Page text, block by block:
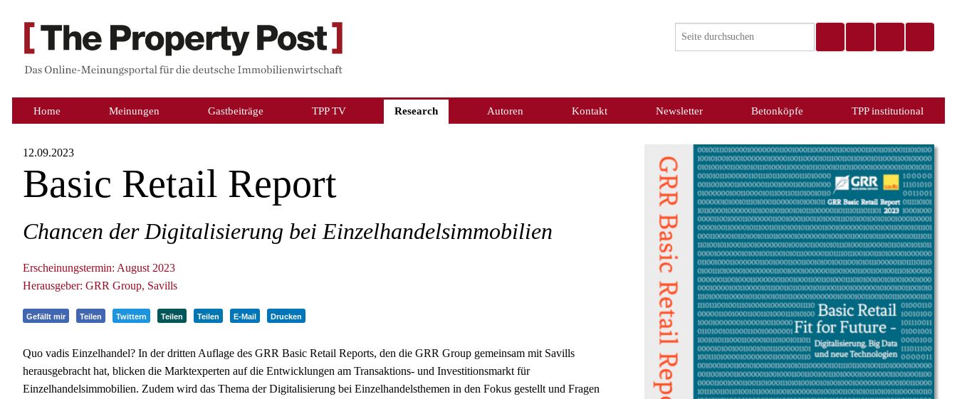
Home Meinungen Gastbeiträge TPP TV Research Autoren Kontakt Newsletter Betonköpfe TPP institutional
12.09.2023
Basic Retail Report
Chancen der Digitalisierung bei Einzelhandelsimmobilien
Erscheinungstermin: August 2023
Herausgeber: GRR Group, Savills
Gefällt mir Teilen Twittern Teilen Teilen E-Mail Drucken
Quo vadis Einzelhandel? In der dritten Auflage des GRR Basic Retail Reports, den die GRR Group gemeinsam mit Savills
herausgebracht hat, blicken die Marktexperten auf die Entwicklungen am Transaktions- und Investitionsmarkt für
Einzelhandelsimmobilien. Zudem wird das Thema der Digitalisierung bei Einzelhandelsthemen in den Fokus gestellt und Fragen